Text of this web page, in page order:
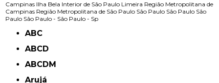
Campinas Ilha Bela Interior de São Paulo Limeira Região Metropolitana de
Campinas Região Metropolitana de São Paulo São Paulo São Paulo São
Paulo São Paulo - São Paulo - Sp
ABC
ABCD
ABCDM
Arujá